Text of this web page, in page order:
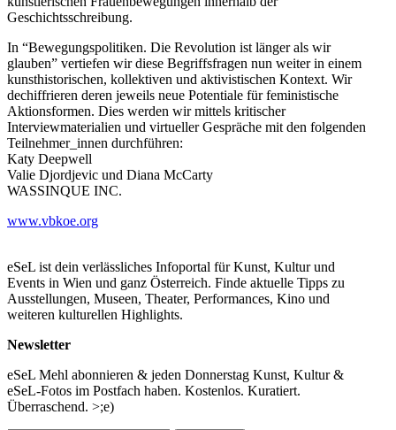
Geschichtsschreibung.
In “Bewegungspolitiken. Die Revolution ist länger als wir
glauben” vertiefen wir diese Begriffsfragen nun weiter in einem
kunsthistorischen, kollektiven und aktivistischen Kontext. Wir
dechiffrieren deren jeweils neue Potentiale für feministische
Aktionsformen. Dies werden wir mittels kritischer
Interviewmaterialien und virtueller Gespräche mit den folgenden
Teilnehmer_innen durchführen:
Katy Deepwell
Valie Djordjevic und Diana McCarty
WASSINQUE INC.
www.vbkoe.org
eSeL ist dein verlässliches Infoportal für Kunst, Kultur und
Events in Wien und ganz Österreich. Finde aktuelle Tipps zu
Ausstellungen, Museen, Theater, Performances, Kino und
weiteren kulturellen Highlights.
Newsletter
eSeL Mehl abonnieren & jeden Donnerstag Kunst, Kultur &
eSeL-Fotos im Postfach haben. Kostenlos. Kuratiert.
Überraschend. >;e)